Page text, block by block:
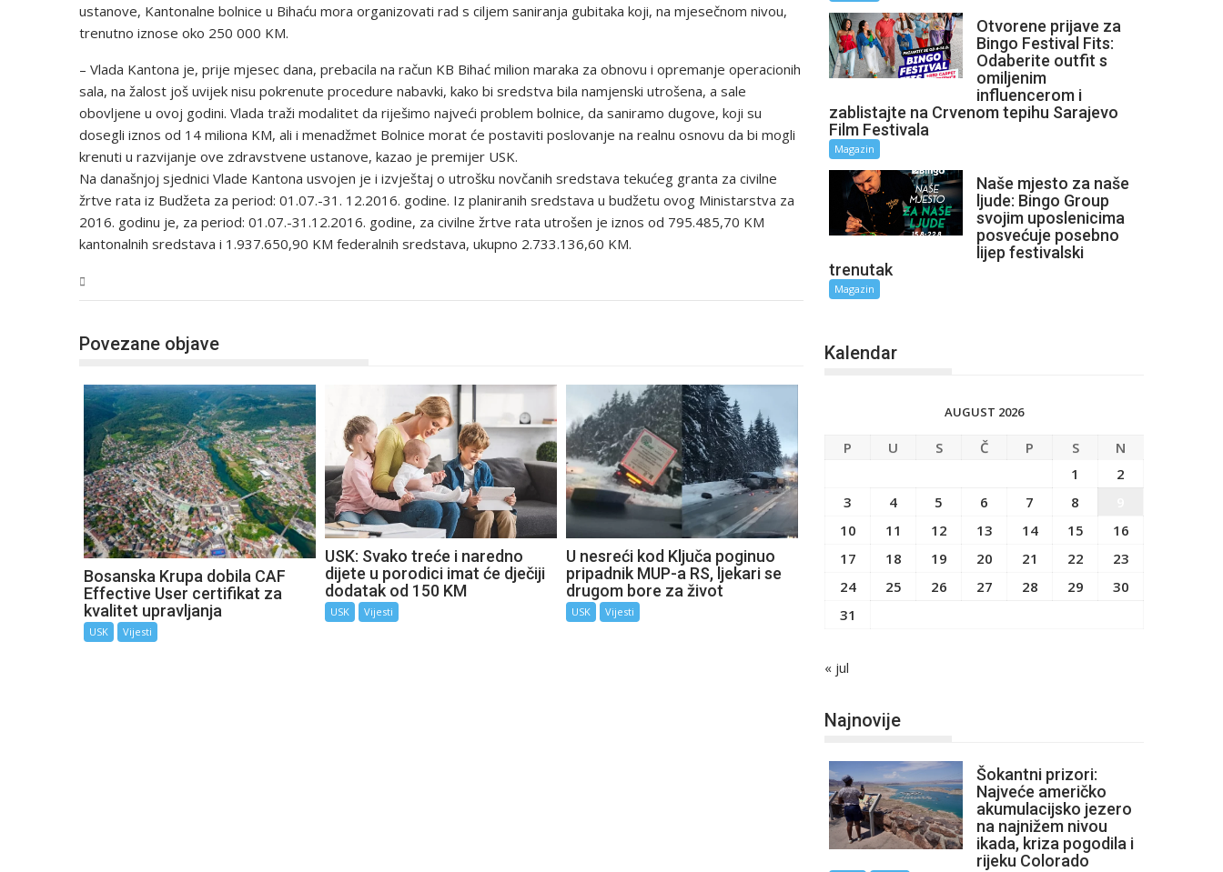
ustanove, Kantonalne bolnice u Bihaću mora organizovati rad s ciljem saniranja gubitaka koji, na mjesečnom nivou,
trenutno iznose oko 250 000 KM.
– Vlada Kantona je, prije mjesec dana, prebacila na račun KB Bihać milion maraka za obnovu i opremanje operacionih
sala, na žalost još uvijek nisu pokrenute procedure nabavki, kako bi sredstva bila namjenski utrošena, a sale
obovljene u ovoj godini. Vlada traži modalitet da riješimo najveći problem bolnice, da saniramo dugove, koji su
dosegli iznos od 14 miliona KM, ali i menadžmet Bolnice morat će postaviti poslovanje na realnu osnovu da bi mogli
krenuti u razvijanje ove zdravstvene ustanove, kazao je premijer USK.
Na današnjoj sjednici Vlade Kantona usvojen je i izvještaj o utrošku novčanih sredstava tekućeg granta za civilne
žrtve rata iz Budžeta za period: 01.07.-31. 12.2016. godine. Iz planiranih sredstava u budžetu ovog Ministarstva za
2016. godinu je, za period: 01.07.-31.12.2016. godine, za civilne žrtve rata utrošen je iznos od 795.485,70 KM
kantonalnih sredstava i 1.937.650,90 KM federalnih sredstava, ukupno 2.733.136,60 KM.
Povezane objave
Bosanska Krupa dobila CAF
Effective User certifikat za
kvalitet upravljanja
USK Vijesti
USK: Svako treće i naredno
dijete u porodici imat će dječiji
dodatak od 150 KM
USK Vijesti
U nesreći kod Ključa poginuo
pripadnik MUP-a RS, ljekari se
drugom bore za život
USK Vijesti
Otvorene prijave za
Bingo Festival Fits:
Odaberite outfit s
omiljenim
influencerom i
zablistajte na Crvenom tepihu Sarajevo
Film Festivala
Magazin
Naše mjesto za naše
ljude: Bingo Group
svojim uposlenicima
posvećuje posebno
lijep festivalski
trenutak
Magazin
Kalendar
AUGUST 2026
P U S Č P S
N
1
2
3
4 5 6 7 8
10
11 12 13 14 15
16
17
18 19 20 21 22
23
24
25 26 27 28 29
30
31
« jul
Najnovije
Šokantni prizori:
Najveće američko
akumulacijsko jezero
na najnižem nivou
ikada, kriza pogodila i
rijeku Colorado